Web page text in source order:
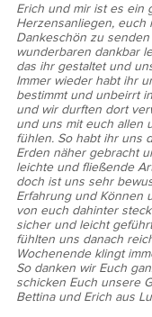
Erich und mir ist es ein
Herzensanliegen, euch
Dankeschön zu
wunderbaren dankbar
das ihr gestaltet und
Immer wieder habt ihr
bestimmt und unbeirrt
und wir durften dort
und uns mit euch allen
fühlen. So habt ihr uns
Erden näher gebracht
leichte und fließende
doch ist uns sehr
Erfahrung und Können
von euch dahinter
sicher und leicht
fühlten uns danach
Wochenende klingt
So danken wir Euch
schicken Euch unsere
Bettina und Erich aus